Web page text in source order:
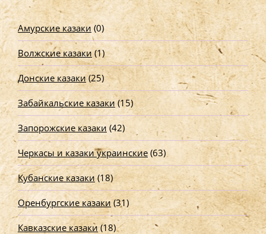
Амурские казаки (0)
Волжские казаки(1)
Донские казаки(25)
Забайкальские казаки (15)
Запорожские казаки (42)
Черкасы и казаки украинские (63)
Кубанские казаки(18)
Оренбургские казаки(31)
Кавказские казаки(18)